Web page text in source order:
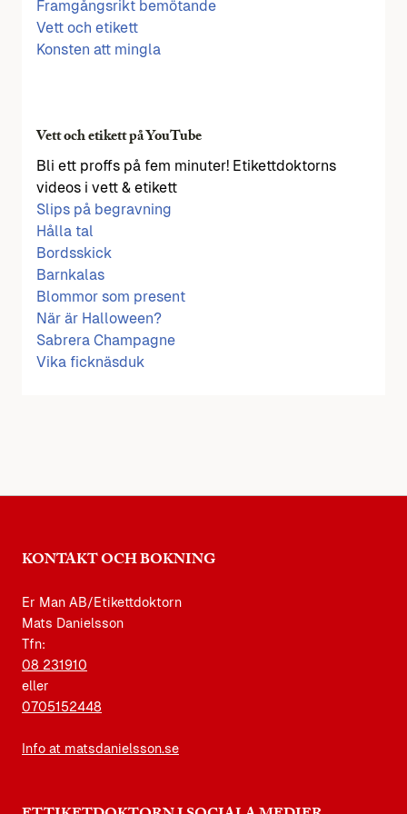
Framgångsrikt bemötande
Vett och etikett
Konsten att mingla
Vett och etikett på YouTube
Bli ett proffs på fem minuter! Etikettdoktorns
videos i vett & etikett
Slips på begravning
Hålla tal
Bordsskick
Barnkalas
Blommor som present
När är Halloween?
Sabrera Champagne
Vika ficknäsduk
KONTAKT OCH BOKNING
Er Man AB/Etikettdoktorn
Mats Danielsson
Tfn:
08 231910
eller
0705152448
Info at matsdanielsson.se